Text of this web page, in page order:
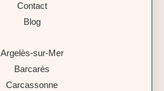
Contact
Blog
Argelès-sur-Mer
Barcarès
Carcassonne